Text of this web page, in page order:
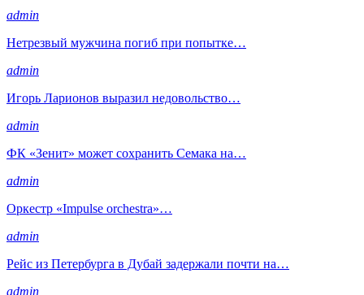
admin
Нетрезвый мужчина погиб при попытке…
admin
Игорь Ларионов выразил недовольство…
admin
ФК «Зенит» может сохранить Семака на…
admin
Оркестр «Impulse orchestra»…
admin
Рейс из Петербурга в Дубай задержали почти на…
admin